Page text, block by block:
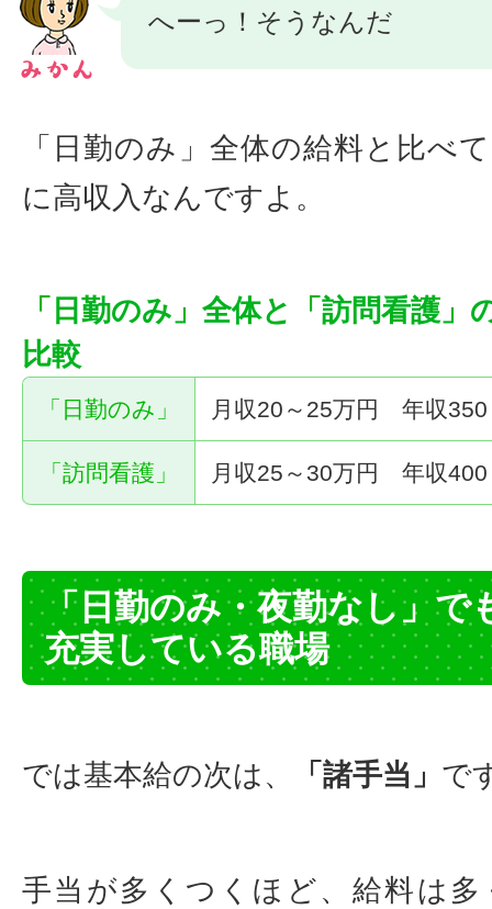
へーっ！そうなんだ
「日勤のみ」全体の給料と比べ
に高収入なんですよ。
「日勤のみ」全体と「訪問看護」
比較
「日勤のみ」 月収20～25万円 年収350
「訪問看護」 月収25～30万円 年収400
「日勤のみ・夜勤なし」で
充実している職場
では基本給の次は、 「諸手当」 で
手当が多くつくほど、給料は